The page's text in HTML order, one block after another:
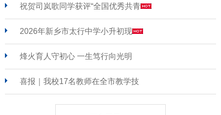
祝贺司岚歌同学获评“全国优秀共青
2026年新乡市太行中学小升初现
烽火育人守初心 一生笃行向光明
喜报｜我校17名教师在全市教学技